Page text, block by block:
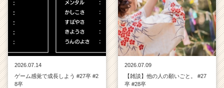
2026.07.14
ゲーム感覚で成長しよう #27卒 #2
8卒
2026.07.09
【雑談】他の人の願いごと。 #27
卒 #28卒